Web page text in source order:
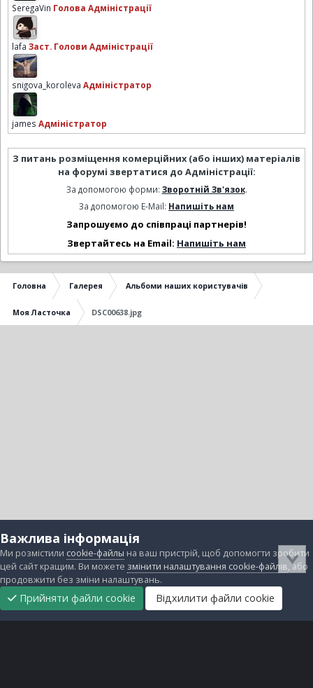
SeregaVin Голова Адміністрації
lafa Заст. Голови Адміністрації
snigova_koroleva Адміністратор
james Адміністратор
З питань розміщення комерційних (або інших) матеріалів
на форумі звертатися до Адміністрації:
За допомогою форми: Зворотній Зв'язок.
За допомогою E-Mail: Напишіть нам
Запрошуємо до співпраці партнерів!
Звертайтесь на Email: Напишіть нам
Головна Галерея Альбоми наших користувачів
Моя Ласточка DSC00638.jpg
Важлива інформація
Ми розмістили cookie-файлы на ваш пристрій, щоб допомогти зробити
цей сайт кращим. Ви можете змінити налаштування cookie-файлів, або
продовжити без зміни налаштувань.
Прийняти файли cookie Відхилити файли cookie
Головна
Підтримати
нас
Прибрати
рекламу
Завантаження Непрочитані Реєстрація